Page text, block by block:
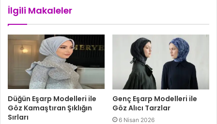
İlgili Makaleler
Düğün Eşarp Modelleri ile
Göz Kamaştıran Şıklığın
Sırları
Genç Eşarp Modelleri ile
Göz Alıcı Tarzlar
6 Nisan 2026